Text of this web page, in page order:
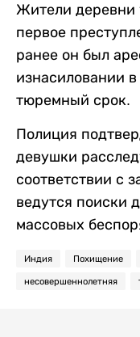
Жители деревни
первое
ранее он был
изнасиловании
тюремный срок.
Полиция
девушки
соответствии с
ведутся поиски
массовых
Индия Похищение
несовершеннолетняя